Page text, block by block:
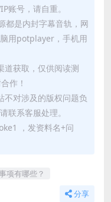
账号，请自重。
都是内封字幕音轨，网
用potplayer，手机用
道获取，仅供阅读测
作！
不对涉及的版权问题负
联系客服处理。
，发资料名+问
项有哪些？
分享